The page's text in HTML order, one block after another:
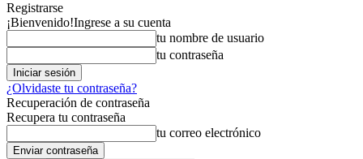
Registrarse
¡Bienvenido!Ingrese a su cuenta
tu nombre de usuario
tu contraseña
¿Olvidaste tu contraseña?
Recuperación de contraseña
Recupera tu contraseña
tu correo electrónico